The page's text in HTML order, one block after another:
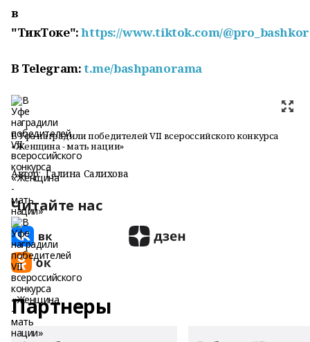
в
"ТикТоке":https://www.tiktok.com/
В Telegram:t.me/bashpanorama
В Уфе наградили победителей VII всероссийского конкурса
«Женщина - мать нации»
Автор: Галина Салихова
Читайте нас
Партнеры